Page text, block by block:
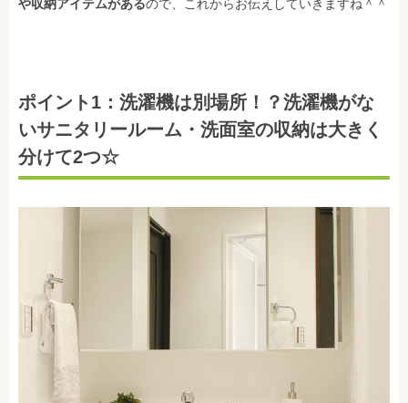
や収納アイテムがあるので、これからお伝えしていきますね＾＾
ポイント1：洗濯機は別場所！？洗濯機がな
いサニタリールーム・洗面室の収納は大きく
分けて2つ☆